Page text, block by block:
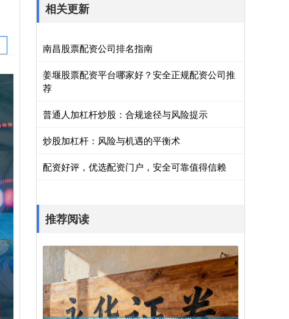
相关更新
南昌股票配资公司排名指南
姜堰股票配资平台哪家好？安全正规配资公司推
荐
普通人加杠杆炒股：合规途径与风险提示
炒股加杠杆：风险与机遇的平衡术
配资好评，优选配资门户，安全可靠值得信赖
推荐阅读